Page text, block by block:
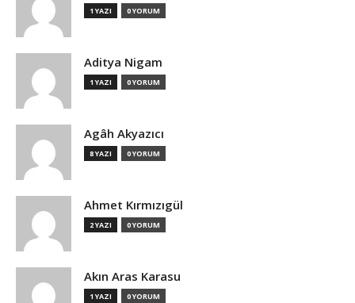
1 YAZI 0 YORUM
Aditya Nigam
1 YAZI 0 YORUM
Agâh Akyazıcı
8 YAZI 0 YORUM
Ahmet Kırmızıgül
2 YAZI 0 YORUM
Akın Aras Karasu
1 YAZI 0 YORUM